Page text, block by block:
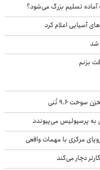
آماده تسلیم بزرگ می‌شود؟
آسیایی اعلام کرد
شد
بزنم
به پرسپولیس می‌پیوندد